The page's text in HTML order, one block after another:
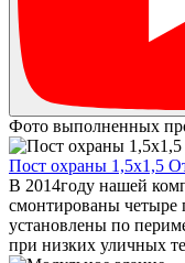
Фото выполненных
Пост охраны 1,5х1,5
В 2014году нашей
смонтированы четыре
установлены по
при низких уличных